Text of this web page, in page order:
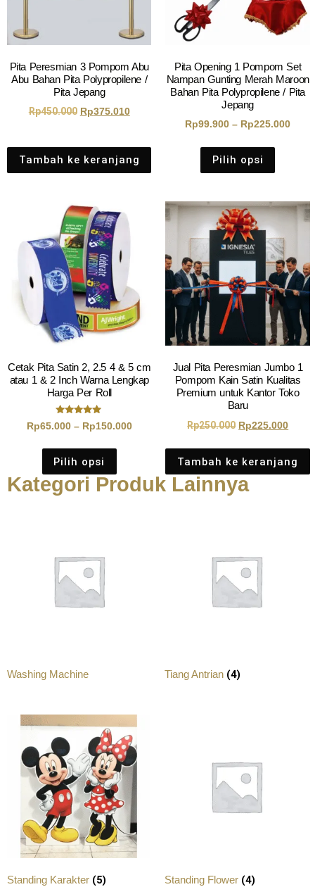
Pita Peresmian 3 Pompom Abu
Abu Bahan Pita Polypropilene /
Pita Jepang
Rp450.000 Rp375.010
Tambah ke keranjang
Pita Opening 1 Pompom Set
Nampan Gunting Merah Maroon
Bahan Pita Polypropilene / Pita
Jepang
Rp99.900 – Rp225.000
Pilih opsi
Cetak Pita Satin 2, 2.5 4 & 5 cm
atau 1 & 2 Inch Warna Lengkap
Harga Per Roll
Dinilai
5.00
Rp65.000 – Rp150.000
Pilih opsi
Jual Pita Peresmian Jumbo 1
Pompom Kain Satin Kualitas
Premium untuk Kantor Toko
Baru
Rp250.000 Rp225.000
Tambah ke keranjang
Kategori Produk Lainnya
Washing Machine Tiang Antrian (4)
Standing Karakter (5) Standing Flower (4)